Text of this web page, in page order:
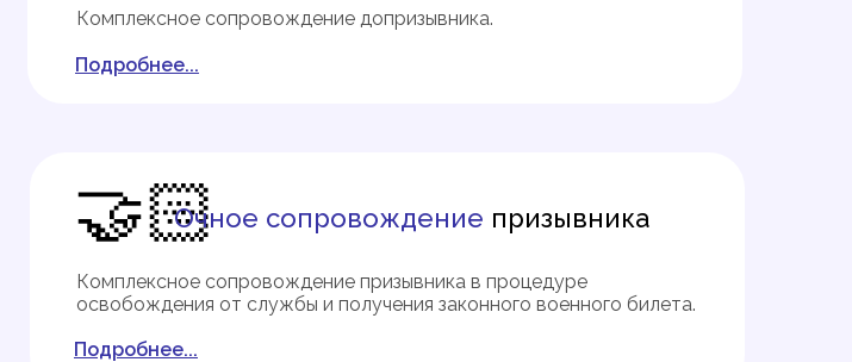
🤝🏻Очное сопровождение призывника
Комплексное сопровождение призывника в процедуре
освобождения от службы и получения законного военного билета.
Подробнее...
Комплексное сопровождение допризывника.
Подробнее...